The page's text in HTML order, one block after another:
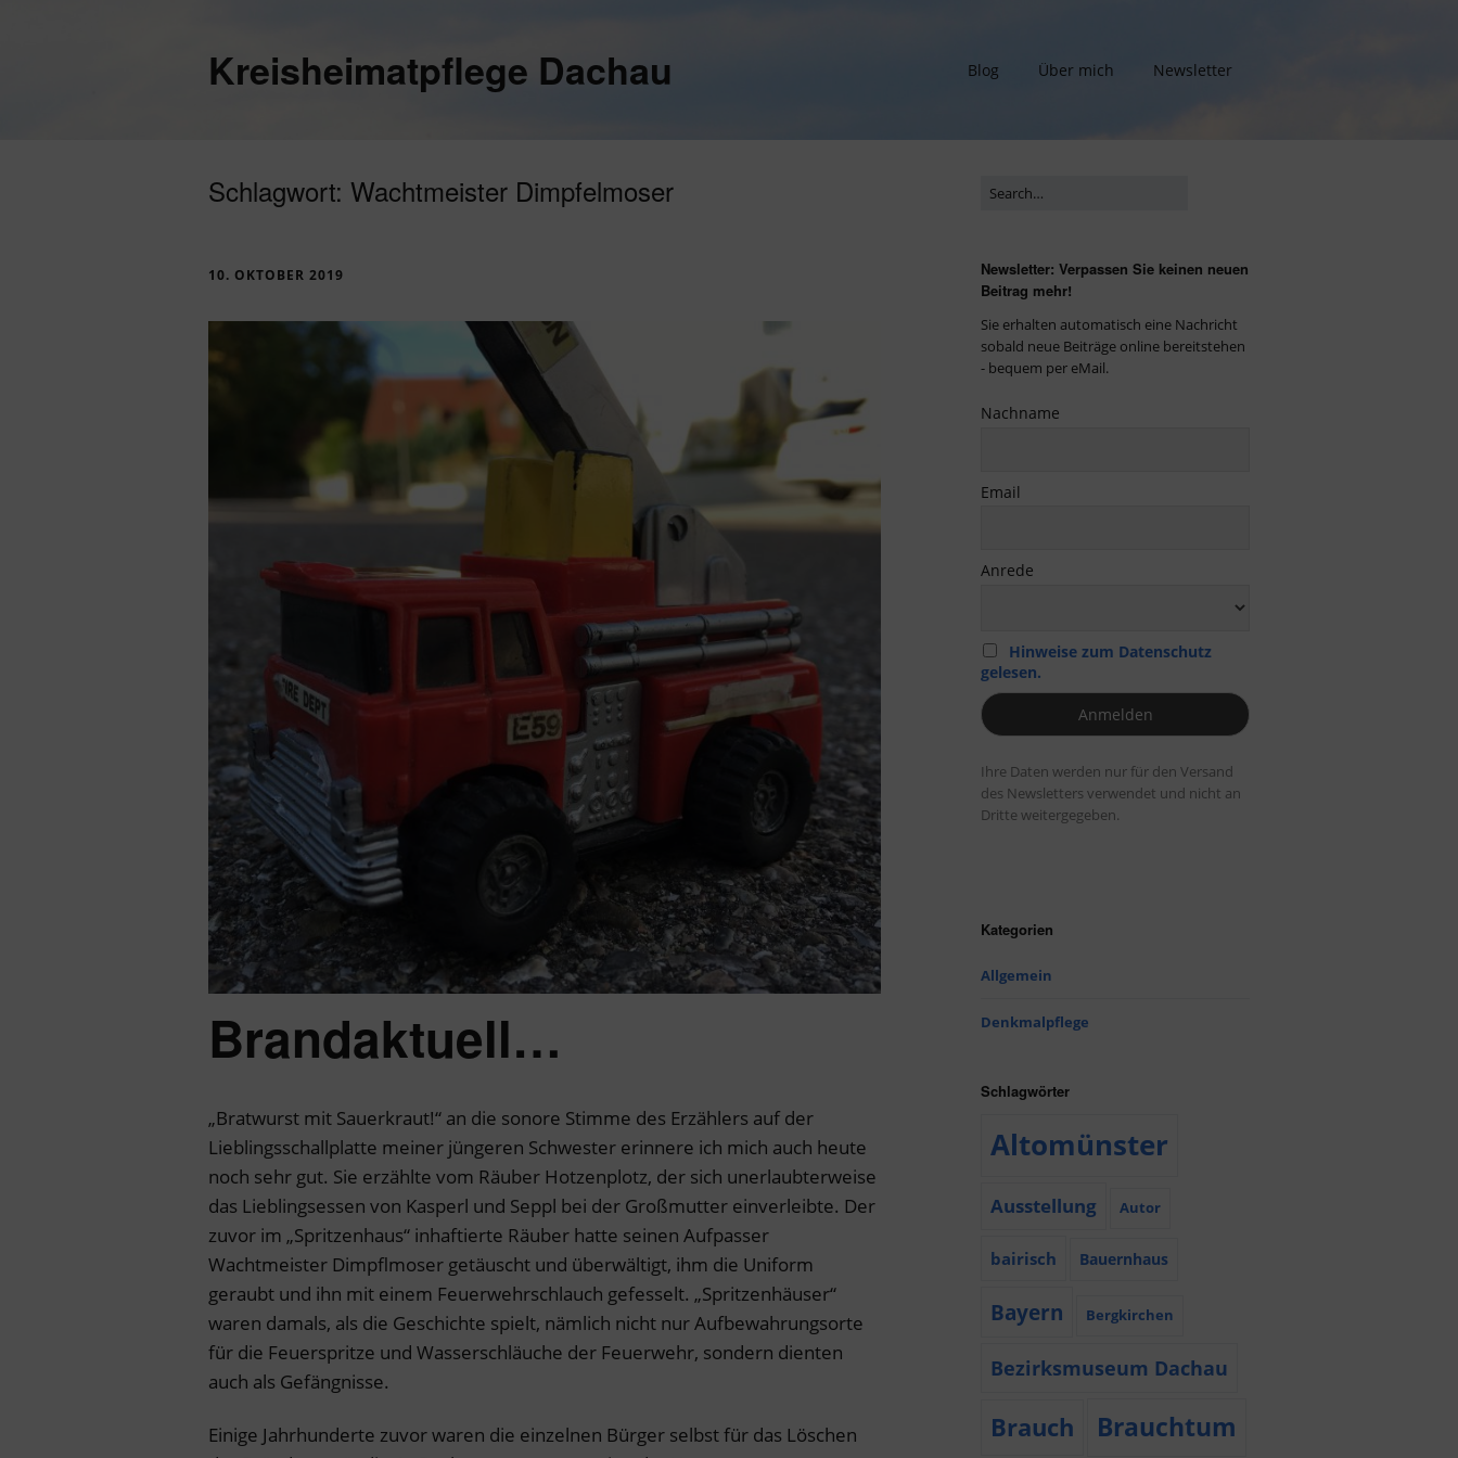
Kreisheimatpflege Dachau Blog Über mich Newsletter
Schlagwort: Wachtmeister Dimpfelmoser
10. OKTOBER 2019
Brandaktuell…
„Bratwurst mit Sauerkraut!“ an die sonore Stimme des Erzählers auf der
Lieblingsschallplatte meiner jüngeren Schwester erinnere ich mich auch heute
noch sehr gut. Sie erzählte vom Räuber Hotzenplotz, der sich unerlaubterweise
das Lieblingsessen von Kasperl und Seppl bei der Großmutter einverleibte. Der
zuvor im „Spritzenhaus“ inhaftierte Räuber hatte seinen Aufpasser
Wachtmeister Dimpflmoser getäuscht und überwältigt, ihm die Uniform
geraubt und ihn mit einem Feuerwehrschlauch gefesselt. „Spritzenhäuser“
waren damals, als die Geschichte spielt, nämlich nicht nur Aufbewahrungsorte
für die Feuerspritze und Wasserschläuche der Feuerwehr, sondern dienten
auch als Gefängnisse.
Einige Jahrhunderte zuvor waren die einzelnen Bürger selbst für das Löschen
Newsletter: Verpassen Sie keinen neuen
Beitrag mehr!
Sie erhalten automatisch eine Nachricht
sobald neue Beiträge online bereitstehen
- bequem per eMail.
Nachname
Email
Anrede
Hinweise zum Datenschutz
gelesen.
Ihre Daten werden nur für den Versand
des Newsletters verwendet und nicht an
Dritte weitergegeben.
Kategorien
Allgemein
Denkmalpflege
Schlagwörter
Altomünster
Ausstellung Autor
bairisch Bauernhaus
Bayern Bergkirchen
Bezirksmuseum Dachau
Brauch Brauchtum